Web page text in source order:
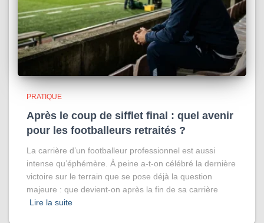
PRATIQUE
Après le coup de sifflet final : quel avenir
pour les footballeurs retraités ?
La carrière d’un footballeur professionnel est aussi
intense qu’éphémère. À peine a-t-on célébré la dernière
victoire sur le terrain que se pose déjà la question
majeure : que devient-on après la fin de sa carrière
Lire la suite